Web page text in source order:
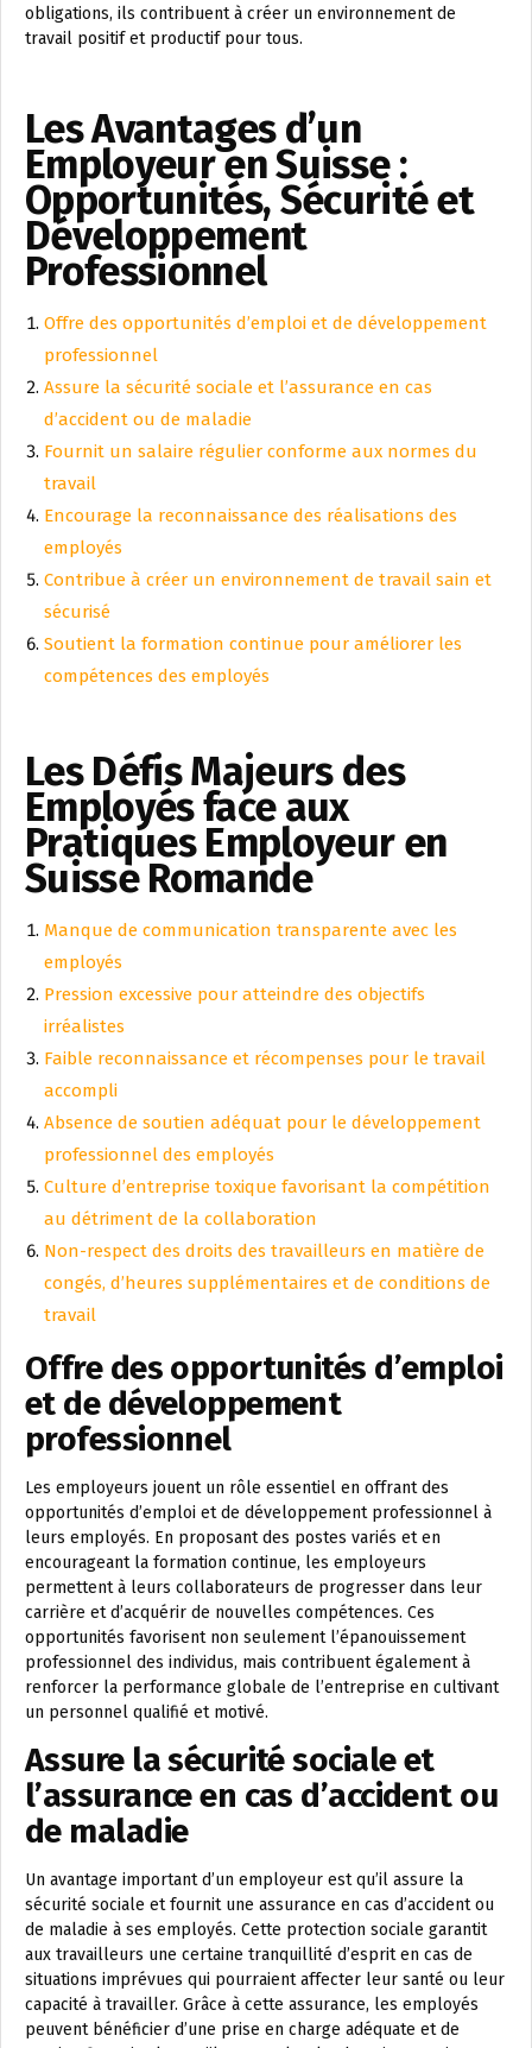
obligations, ils contribuent à créer un environnement de
travail positif et productif pour tous.
Les Avantages d’un
Employeur en Suisse :
Opportunités, Sécurité et
Développement
Professionnel
Offre des opportunités d’emploi et de développement
professionnel
Assure la sécurité sociale et l’assurance en cas
d’accident ou de maladie
Fournit un salaire régulier conforme aux normes du
travail
Encourage la reconnaissance des réalisations des
employés
Contribue à créer un environnement de travail sain et
sécurisé
Soutient la formation continue pour améliorer les
compétences des employés
Les Défis Majeurs des
Employés face aux
Pratiques Employeur en
Suisse Romande
Manque de communication transparente avec les
employés
Pression excessive pour atteindre des objectifs
irréalistes
Faible reconnaissance et récompenses pour le travail
accompli
Absence de soutien adéquat pour le développement
professionnel des employés
Culture d’entreprise toxique favorisant la compétition
au détriment de la collaboration
Non-respect des droits des travailleurs en matière de
congés, d’heures supplémentaires et de conditions de
travail
Offre des opportunités d’emploi
et de développement
professionnel
Les employeurs jouent un rôle essentiel en offrant des
opportunités d’emploi et de développement professionnel à
leurs employés. En proposant des postes variés et en
encourageant la formation continue, les employeurs
permettent à leurs collaborateurs de progresser dans leur
carrière et d’acquérir de nouvelles compétences. Ces
opportunités favorisent non seulement l’épanouissement
professionnel des individus, mais contribuent également à
renforcer la performance globale de l’entreprise en cultivant
un personnel qualifié et motivé.
Assure la sécurité sociale et
l’assurance en cas d’accident ou
de maladie
Un avantage important d’un employeur est qu’il assure la
sécurité sociale et fournit une assurance en cas d’accident ou
de maladie à ses employés. Cette protection sociale garantit
aux travailleurs une certaine tranquillité d’esprit en cas de
situations imprévues qui pourraient affecter leur santé ou leur
capacité à travailler. Grâce à cette assurance, les employés
peuvent bénéficier d’une prise en charge adéquate et de